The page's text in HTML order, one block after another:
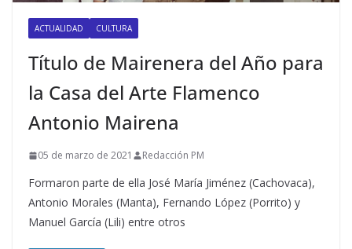
ACTUALIDAD CULTURA
Título de Mairenera del Año para
la Casa del Arte Flamenco
Antonio Mairena
05 de marzo de 2021 Redacción PM
Formaron parte de ella José María Jiménez (Cachovaca),
Antonio Morales (Manta), Fernando López (Porrito) y
Manuel García (Lili) entre otros